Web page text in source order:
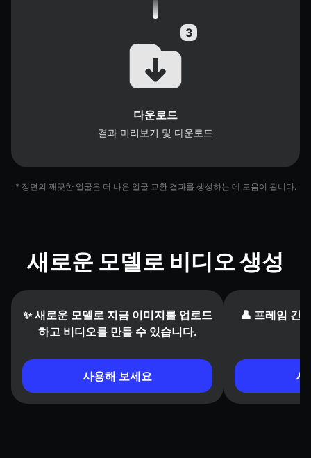
다운로드
결과 미리보기 및 다운로드
* 정면의 깨끗한 얼굴은 더 나은 얼굴 교환 결과를 생성하는 데 도움이 됩니다.
새로운 모델로 비디오 생성
✨ 새로운 모델로 지금 이미지를 업로드
하고 비디오를 만들 수 있습니다.
사용해 보세요
👤 프레임 간
사